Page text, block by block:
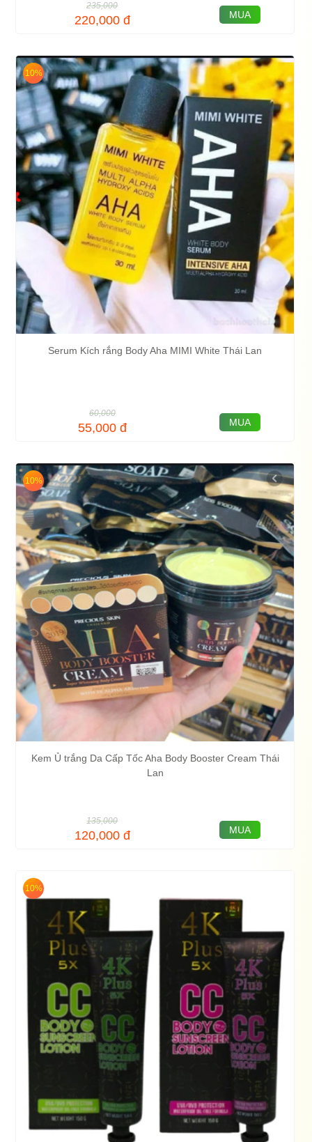
235,000
220,000 đ MUA
10%
Serum Kích rắng Body Aha MIMI White Thái Lan
60,000
55,000 đ MUA
10%
Kem Ủ trắng Da Cấp Tốc Aha Body Booster Cream Thái
Lan
135,000
120,000 đ MUA
10%